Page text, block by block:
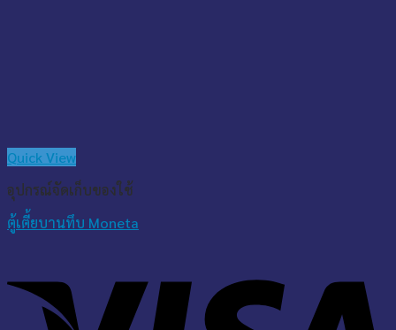
Quick View
อุปกรณ์จัดเก็บของใช้
ตู้เตี้ยบานทึบ Moneta